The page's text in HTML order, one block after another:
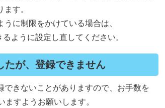
す。
に制限をかけている場合は、
ように設定し直してください。
たが、登録できません
できないことがありますので、お手数を
すようお願いします。